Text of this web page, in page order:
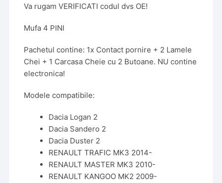
Va rugam VERIFICATI codul dvs OE!
Mufa 4 PINI
Pachetul contine: 1x Contact pornire + 2 Lamele
Chei + 1 Carcasa Cheie cu 2 Butoane. NU contine
electronica!
Modele compatibile:
Dacia Logan 2
Dacia Sandero 2
Dacia Duster 2
RENAULT TRAFIC MK3 2014-
RENAULT MASTER MK3 2010-
RENAULT KANGOO MK2 2009-